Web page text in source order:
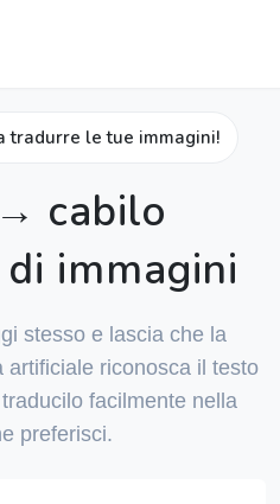
tradurre le tue immagini!
cabilo
immagini
stesso e lascia che la
riconosca il testo
facilmente nella
preferisci.